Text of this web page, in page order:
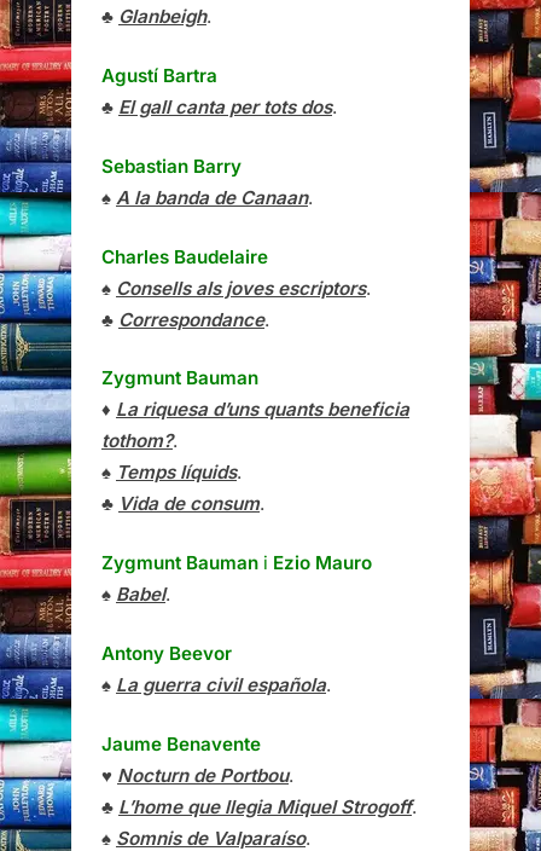
♣ Glanbeigh.
Agustí Bartra
♣ El gall canta per tots dos.
Sebastian Barry
♠ A la banda de Canaan.
Charles Baudelaire
♠ Consells als joves escriptors.
♣ Correspondance.
Zygmunt Bauman
♦ La riquesa d’uns quants beneficia
tothom?.
♠ Temps líquids.
♣ Vida de consum.
Zygmunt Bauman i Ezio Mauro
♠ Babel.
Antony Beevor
♠ La guerra civil española.
Jaume Benavente
♥ Nocturn de Portbou.
♣ L’home que llegia Miquel Strogoff.
♠ Somnis de Valparaíso.